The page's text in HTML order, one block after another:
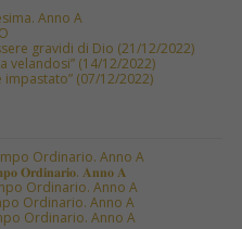
Anno A
gravidi di Dio (21/12/2022)
velandosi” (14/12/2022)
(07/12/2022)
Ordinario. Anno A
𝐎𝐫𝐝𝐢𝐧𝐚𝐫𝐢𝐨. 𝐀𝐧𝐧𝐨 𝐀
Ordinario. Anno A
Ordinario. Anno A
Ordinario. Anno A